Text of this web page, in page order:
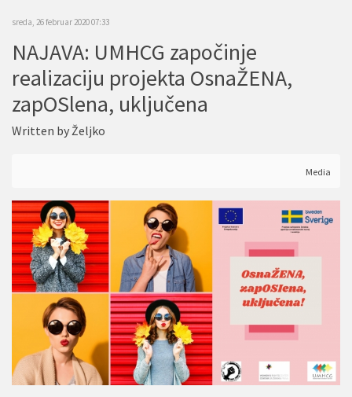
sreda, 26 februar 2020 07:33
NAJAVA: UMHCG započinje
realizaciju projekta OsnaŽENA,
zapOSlena, uključena
Written byŽeljko
Media